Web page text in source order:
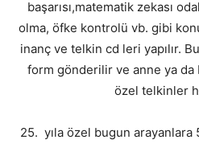
başarısı,matematik zekası
olma, öfke kontrolü vb. gibi
inanç ve telkin cd leri yapılır.
form gönderilir ve anne ya da
özel telkinler
25. yıla özel bugun